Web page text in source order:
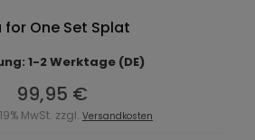
for One Set Splat
1-2 Werktage (DE)
99,95 €
MwSt. zzgl. Versandkosten